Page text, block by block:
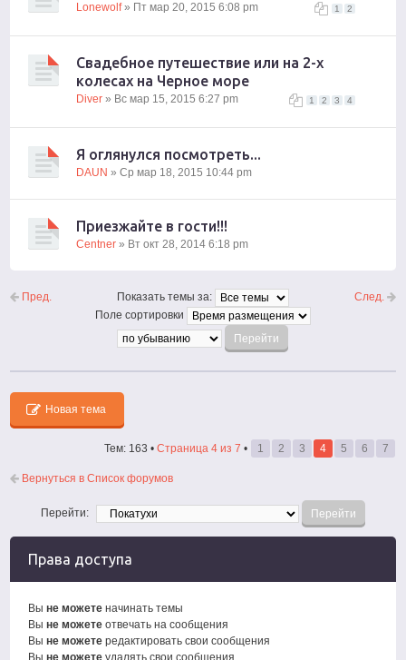
1 2
Lonewolf» Пт мар 20, 2015 6:08 pm
Свадебное путешествие или на 2-х
колесах на Черное море
1 2 3 4
Diver » Вс мар 15, 2015 6:27 pm
Я оглянулся посмотреть...
DAUN » Ср мар 18, 2015 10:44 pm
Приезжайте в гости!!!
Centner » Вт окт 28, 2014 6:18 pm
Пред. След.
Показать темы за:
Поле сортировки
Новая тема
Тем: 163 • Страница 4из 7 • 1 2 3 4 5 6 7
Вернуться в Список форумов
Перейти:
Права доступа
Выне можете начинать темы
Выне можете отвечать на сообщения
Выне можете редактировать свои сообщения
Выне можете удалять свои сообщения